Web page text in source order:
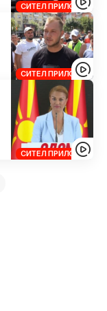
СИТЕЛ ПРИЛОЗИ
СИТЕЛ ПРИЛОЗИ
СИТЕЛ ПРИЛОЗИ